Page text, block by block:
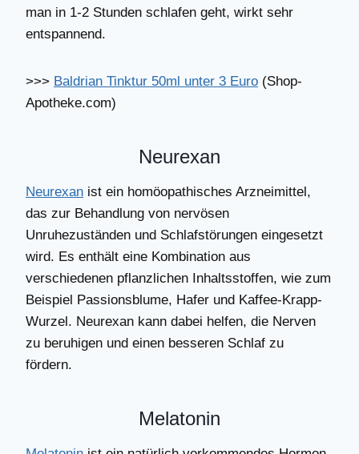
man in 1-2 Stunden schlafen geht, wirkt sehr
entspannend.
>>> Baldrian Tinktur 50ml unter 3 Euro (Shop-
Apotheke.com)
Neurexan
Neurexan ist ein homöopathisches Arzneimittel,
das zur Behandlung von nervösen
Unruhezuständen und Schlafstörungen eingesetzt
wird. Es enthält eine Kombination aus
verschiedenen pflanzlichen Inhaltsstoffen, wie zum
Beispiel Passionsblume, Hafer und Kaffee-Krapp-
Wurzel. Neurexan kann dabei helfen, die Nerven
zu beruhigen und einen besseren Schlaf zu
fördern.
Melatonin